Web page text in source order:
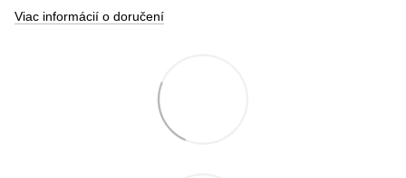
Viac informácií o doručení